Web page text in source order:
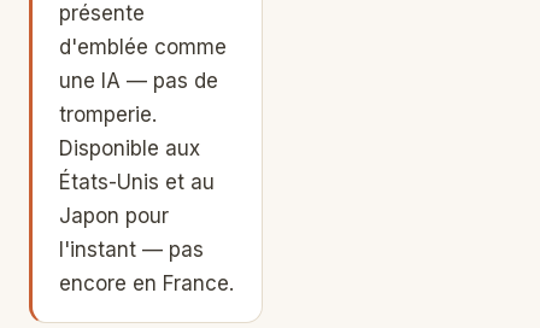
présente
d'emblée comme
une IA — pas de
tromperie.
Disponible aux
États-Unis et au
Japon pour
l'instant — pas
encore en France.